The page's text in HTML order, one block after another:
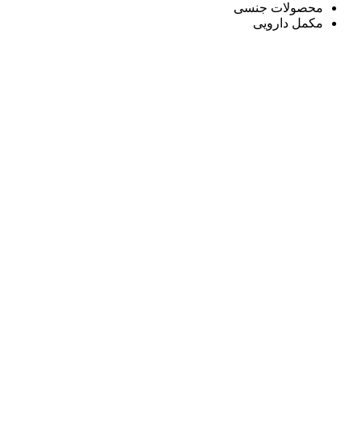
محصولات جنسی
مکمل دارویی